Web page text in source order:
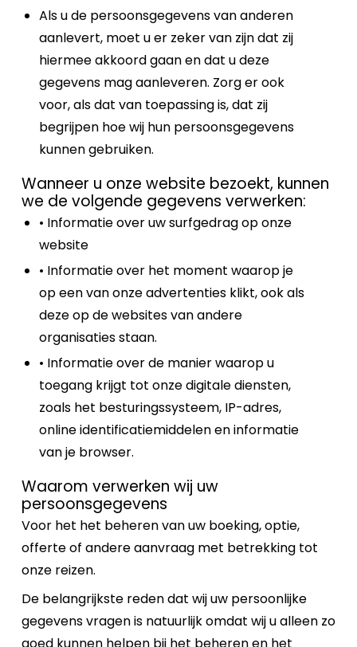
Als u de persoonsgegevens van anderen
aanlevert, moet u er zeker van zijn dat zij
hiermee akkoord gaan en dat u deze
gegevens mag aanleveren. Zorg er ook
voor, als dat van toepassing is, dat zij
begrijpen hoe wij hun persoonsgegevens
kunnen gebruiken.
Wanneer u onze website bezoekt, kunnen
we de volgende gegevens verwerken:
• Informatie over uw surfgedrag op onze
website
• Informatie over het moment waarop je
op een van onze advertenties klikt, ook als
deze op de websites van andere
organisaties staan.
• Informatie over de manier waarop u
toegang krijgt tot onze digitale diensten,
zoals het besturingssysteem, IP-adres,
online identificatiemiddelen en informatie
van je browser.
Waarom verwerken wij uw
persoonsgegevens
Voor het het beheren van uw boeking, optie,
offerte of andere aanvraag met betrekking tot
onze reizen.
De belangrijkste reden dat wij uw persoonlijke
gegevens vragen is natuurlijk omdat wij u alleen zo